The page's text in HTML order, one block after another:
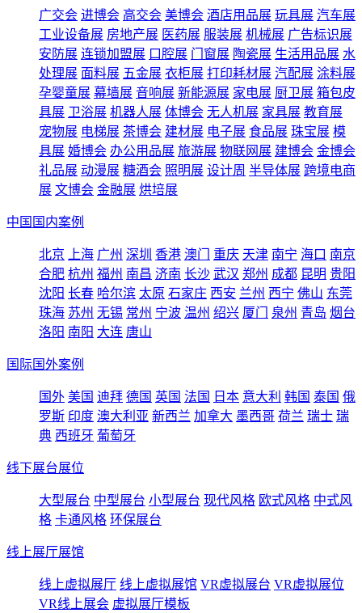
广交会 进博会 高交会 美博会 酒店用品展 玩具展 汽车展
工业设备展 房地产展 医药展 服装展 机械展 广告标识展
安防展 连锁加盟展 口腔展 门窗展 陶瓷展 生活用品展 水
处理展 面料展 五金展 衣柜展 打印耗材展 汽配展 涂料展
孕婴童展 幕墙展 音响展 新能源展 家电展 厨卫展 箱包皮
具展 卫浴展 机器人展 体博会 无人机展 家具展 教育展
宠物展 电梯展 茶博会 建材展 电子展 食品展 珠宝展 模
具展 婚博会 办公用品展 旅游展 物联网展 建博会 金博会
礼品展 动漫展 糖酒会 照明展 设计周 半导体展 跨境电商
展 文博会 金融展 烘培展
中国国内案例
北京 上海 广州 深圳 香港 澳门 重庆 天津 南宁 海口 南京
合肥 杭州 福州 南昌 济南 长沙 武汉 郑州 成都 昆明 贵阳
沈阳 长春 哈尔滨 太原 石家庄 西安 兰州 西宁 佛山 东莞
珠海 苏州 无锡 常州 宁波 温州 绍兴 厦门 泉州 青岛 烟台
洛阳 南阳 大连 唐山
国际国外案例
国外 美国 迪拜 德国 英国 法国 日本 意大利 韩国 泰国 俄
罗斯 印度 澳大利亚 新西兰 加拿大 墨西哥 荷兰 瑞士 瑞
典 西班牙 葡萄牙
线下展台展位
大型展台 中型展台 小型展台 现代风格 欧式风格 中式风
格 卡通风格 环保展台
线上展厅展馆
线上虚拟展厅 线上虚拟展馆 VR虚拟展台 VR虚拟展位
VR线上展会 虚拟展厅模板